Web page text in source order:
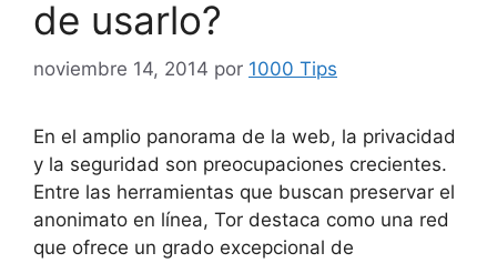
de usarlo?
noviembre 14, 2014 por 1000 Tips
En el amplio panorama de la web, la privacidad
y la seguridad son preocupaciones crecientes.
Entre las herramientas que buscan preservar el
anonimato en línea, Tor destaca como una red
que ofrece un grado excepcional de